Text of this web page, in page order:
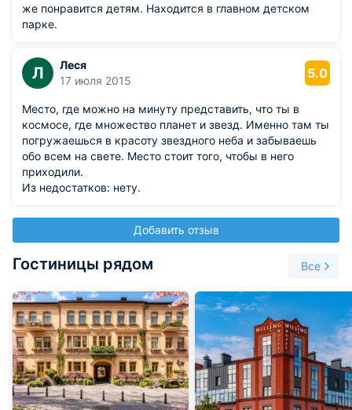
же понравится детям. Находится в главном детском
парке.
Л
Леся
17 июля 2015
5.0
Место, где можно на минуту представить, что ты в
космосе, где множество планет и звезд. Именно там ты
погружаешься в красоту звездного неба и забываешь
обо всем на свете. Место стоит того, чтобы в него
приходили.
Из недостатков: нету.
Добавить отзыв
Гостиницы рядом Все